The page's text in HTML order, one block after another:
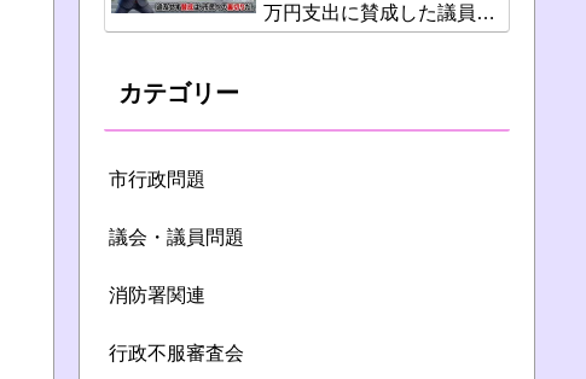
万円支出に賛成した議員た
ちの「重い責任」
カテゴリー
市行政問題
議会・議員問題
消防署関連
行政不服審査会